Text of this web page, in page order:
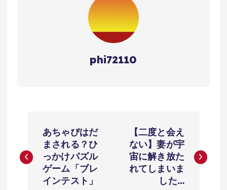
phi72110
稿
ナ
あちゃぴはだ
まされる？ひ
っかけパズル
ゲーム「ブレ
インテスト」
【二度と会え
ない】妻が宇
宙に解き放た
れてしまいま
した…